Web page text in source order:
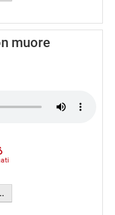
muore